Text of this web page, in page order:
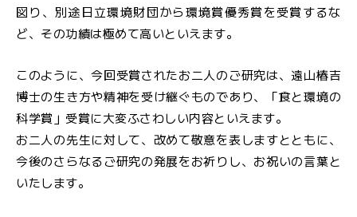
図り、別途日立環境財団から環境賞優秀賞を受賞するな
ど、その功績は極めて高いといえます。
このように、今回受賞されたお二人のご研究は、遠山椿吉
博士の生き方や精神を受け継ぐものであり、「食と環境の
科学賞」受賞に大変ふさわしい内容といえます。
お二人の先生に対して、改めて敬意を表しますとともに、
今後のさらなるご研究の発展をお祈りし、お祝いの言葉と
いたします。